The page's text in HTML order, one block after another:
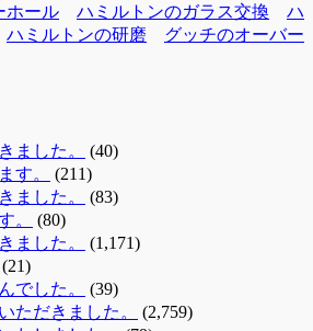
ホール
ハミルトンのガラス交換
ハ
ハミルトンの研磨
グッチのオーバー
ました。
(40)
す。
(211)
ました。
(83)
。
(80)
ました。
(1,171)
(21)
でした。
(39)
ただきました。
(2,759)